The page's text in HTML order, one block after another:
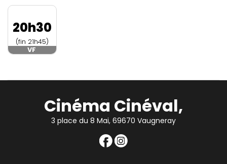
20h30
(fin 21h45)
VF
Cinéma Cinéval,
3 place du 8 Mai, 69670 Vaugneray